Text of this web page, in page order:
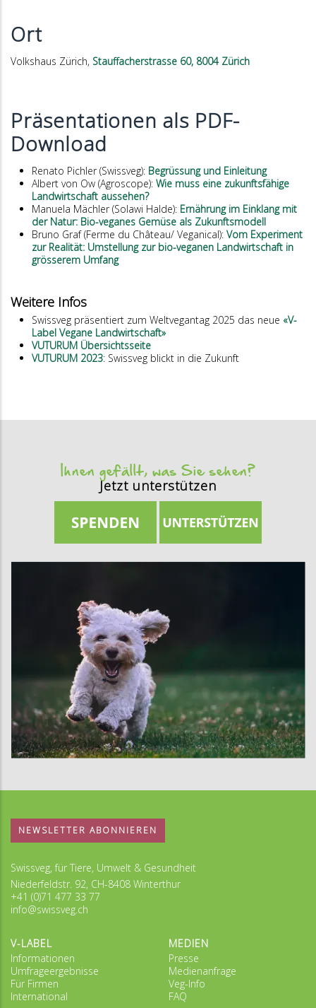
Ort
Volkshaus Zürich, Stauffacherstrasse 60, 8004 Zürich
Präsentationen als PDF-
Download
Renato Pichler (Swissveg): Begrüssung und Einleitung
Albert von Ow (Agroscope): Wie muss eine zukunftsfähige
Landwirtschaft aussehen?
Manuela Mächler (Solawi Halde): Ernährung im Einklang mit
der Natur: Bio-veganes Gemüse als Zukunftsmodell
Bruno Graf (Ferme du Château/ Veganical): Vom Experiment
zur Realität: Umstellung zur bio-veganen Landwirtschaft in
grösserem Umfang
Weitere Infos
Swissveg präsentiert zum Weltvegantag 2025 das neue «V-
Label Vegane Landwirtschaft»
VUTURUM Übersichtsseite
VUTURUM 2023: Swissveg blickt in die Zukunft
Ihnen gefällt, was Sie sehen?
Jetzt unterstützen
NEWSLETTER ABONNIEREN
Swissveg, für Tiere, Umwelt & Gesundheit
Niederfeldstr. 92, CH-8408 Winterthur
+41 (0)71 477 33 77
info@swissveg.ch
V-LABEL
Informationen
Umfrageergebnisse
Für Firmen
International
MEDIEN
Presse
Medienanfrage
Veg-Info
FAQ